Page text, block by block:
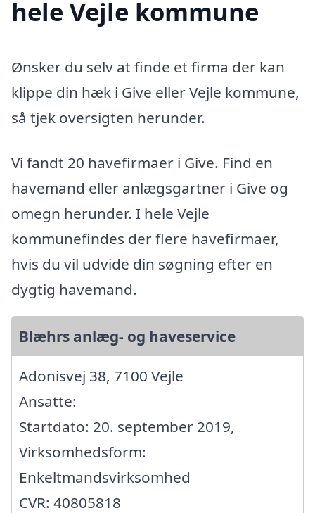
hele Vejle kommune
Ønsker du selv at finde et firma der kan
klippe din hæk i Give eller Vejle kommune,
så tjek oversigten herunder.
Vi fandt 20 havefirmaer i Give. Find en
havemand eller anlægsgartner i Give og
omegn herunder. I hele Vejle
kommunefindes der flere havefirmaer,
hvis du vil udvide din søgning efter en
dygtig havemand.
Blæhrs anlæg- og haveservice
Adonisvej 38, 7100 Vejle
Ansatte:
Startdato: 20. september 2019,
Virksomhedsform:
Enkeltmandsvirksomhed
CVR: 40805818